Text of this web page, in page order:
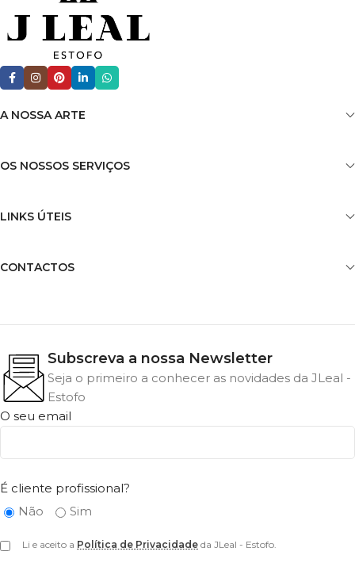
A NOSSA ARTE
OS NOSSOS SERVIÇOS
LINKS ÚTEIS
CONTACTOS
Subscreva a nossa Newsletter
Seja o primeiro a conhecer as novidades da JLeal -
Estofo
O seu email
É cliente profissional?
Não
Sim
Li e aceito a Política de Privacidade da JLeal - Estofo.